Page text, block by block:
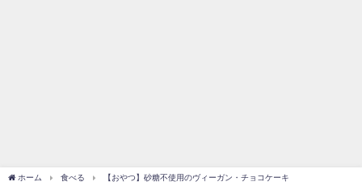
ホーム 食べる 【おやつ】砂糖不使用のヴィーガン・チョコケーキ